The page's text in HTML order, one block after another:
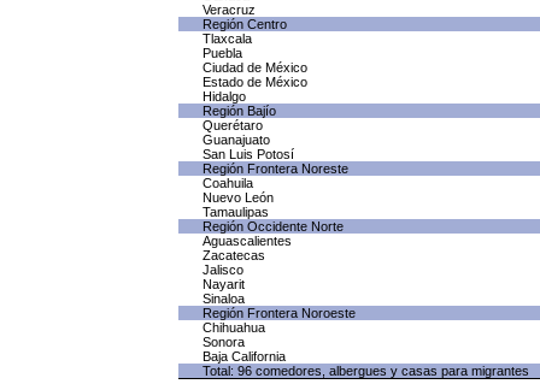
Veracruz
Región Centro
Tlaxcala
Puebla
Ciudad de México
Estado de México
Hidalgo
Región Bajío
Querétaro
Guanajuato
San Luis Potosí
Región Frontera Noreste
Coahuila
Nuevo León
Tamaulipas
Región Occidente Norte
Aguascalientes
Zacatecas
Jalisco
Nayarit
Sinaloa
Región Frontera Noroeste
Chihuahua
Sonora
Baja California
Total: 96 comedores, albergues y casas para migrantes